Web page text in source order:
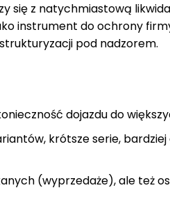
się z natychmiastową
instrument do ochrony
pod nadzorem.
dojazdu do
krótsze serie,
(wyprzedaże), ale też